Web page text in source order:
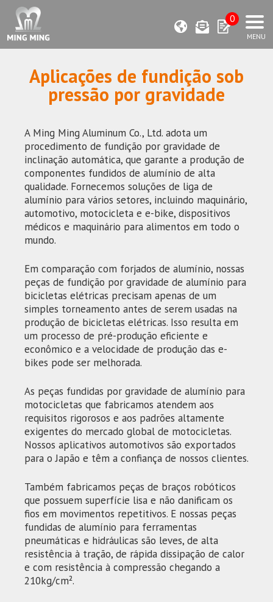
0
Aplicações de fundição sob
pressão por gravidade
A Ming Ming Aluminum Co., Ltd. adota um
procedimento de fundição por gravidade de
inclinação automática, que garante a produção de
componentes fundidos de alumínio de alta
qualidade. Fornecemos soluções de liga de
alumínio para vários setores, incluindo maquinário,
automotivo, motocicleta e e-bike, dispositivos
médicos e maquinário para alimentos em todo o
mundo.
Em comparação com forjados de alumínio, nossas
peças de fundição por gravidade de alumínio para
bicicletas elétricas precisam apenas de um
simples torneamento antes de serem usadas na
produção de bicicletas elétricas. Isso resulta em
um processo de pré-produção eficiente e
econômico e a velocidade de produção das e-
bikes pode ser melhorada.
As peças fundidas por gravidade de alumínio para
motocicletas que fabricamos atendem aos
requisitos rigorosos e aos padrões altamente
exigentes do mercado global de motocicletas.
Nossos aplicativos automotivos são exportados
para o Japão e têm a confiança de nossos clientes.
Também fabricamos peças de braços robóticos
que possuem superfície lisa e não danificam os
fios em movimentos repetitivos. E nossas peças
fundidas de alumínio para ferramentas
pneumáticas e hidráulicas são leves, de alta
resistência à tração, de rápida dissipação de calor
e com resistência à compressão chegando a
210kg/cm².